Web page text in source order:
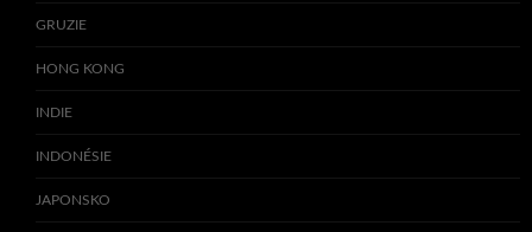
GRUZIE
HONG KONG
INDIE
INDONÉSIE
JAPONSKO